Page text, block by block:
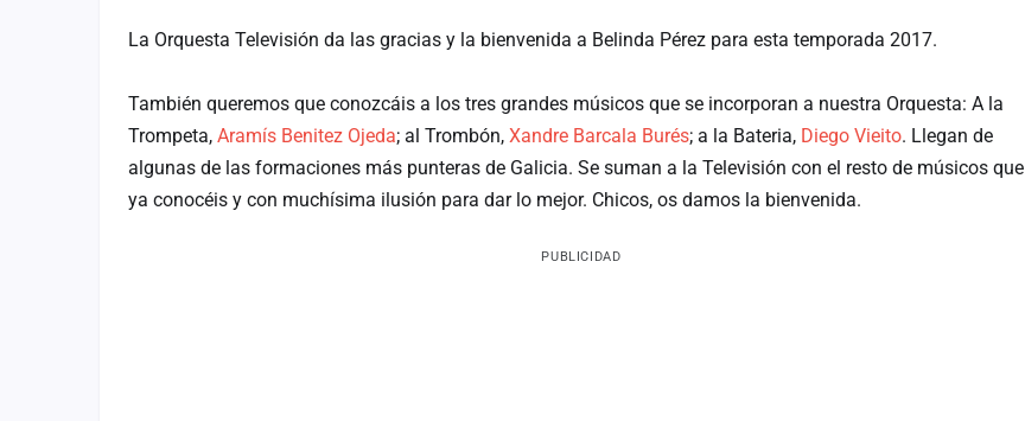
La Orquesta Televisión da las gracias y la bienvenida a Belinda Pérez para esta temporada 2017.
También queremos que conozcáis a los tres grandes músicos que se incorporan a nuestra Orquesta: A la
Trompeta, Aramís Benitez Ojeda; al Trombón, Xandre Barcala Burés; a la Bateria, Diego Vieito. Llegan de
algunas de las formaciones más punteras de Galicia. Se suman a la Televisión con el resto de músicos que
ya conocéis y con muchísima ilusión para dar lo mejor. Chicos, os damos la bienvenida.
PUBLICIDAD